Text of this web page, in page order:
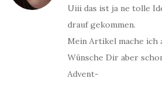
Uiii das ist ja ne tolle
drauf gekommen.
Mein Artikel mache ich
Wünsche Dir aber
Advent-